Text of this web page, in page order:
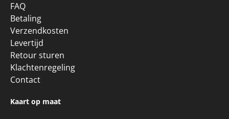
FAQ
Betaling
Verzendkosten
Levertijd
Retour sturen
Klachtenregeling
Contact
Kaart op maat